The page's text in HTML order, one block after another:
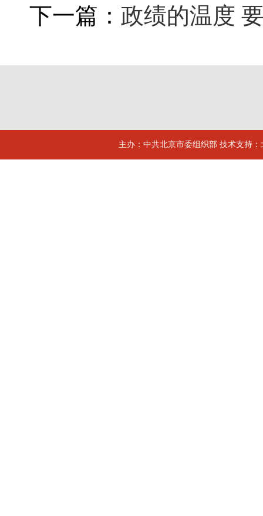
下一篇： 政绩的温度
主办：中共北京市委组织部 技术支持